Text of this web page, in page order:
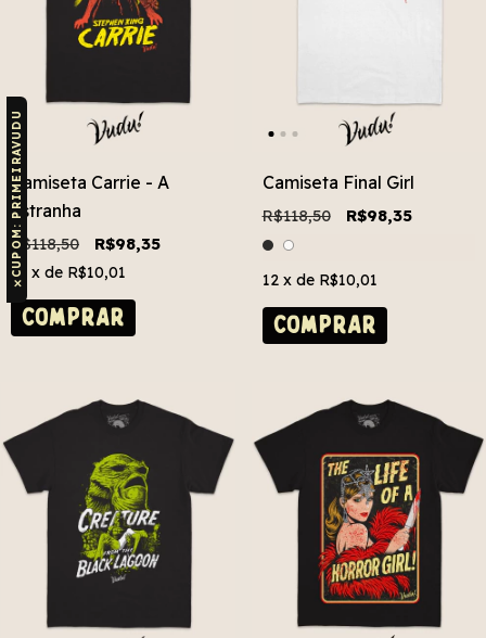
Camiseta Carrie - A
Estranha
R$118,50 R$98,35
12 x de R$10,01
COMPRAR
Camiseta Final Girl
R$118,50 R$98,35
12 x de R$10,01
COMPRAR
✕
CUPOM: PRIMEIRAVUDU